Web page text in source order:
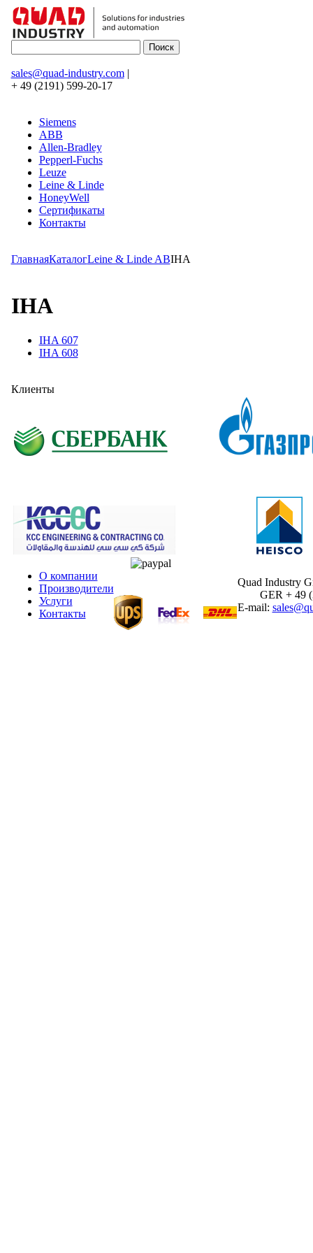
sales@quad-industry.com|
+ 49 (2191) 599-20-17
Siemens
ABB
Allen-Bradley
Pepperl-Fuchs
Leuze
Leine & Linde
HoneyWell
Сертификаты
Контакты
ГлавнаяКаталогLeine & Linde ABIHA
IHA
IHA 607
IHA 608
Клиенты
О компании
Производители
Услуги
Контакты
Quad Industry
GER + 49
E-mail: